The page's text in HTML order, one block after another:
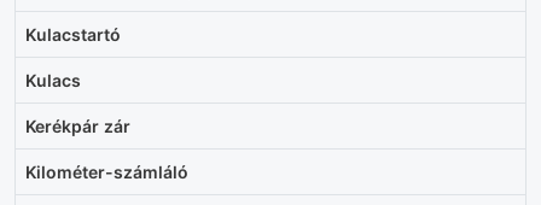
Kulacstartó
Kulacs
Kerékpár zár
Kilométer-számláló